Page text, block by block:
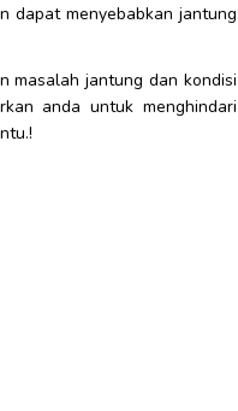
dapat menyebabkan jantung
masalah jantung dan kondisi
anda untuk menghindari